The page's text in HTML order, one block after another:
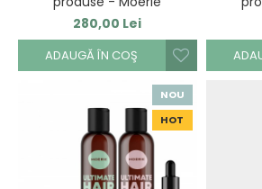
280,00 Lei
ADAUGĂ ÎN COŞ
NOU
HOT